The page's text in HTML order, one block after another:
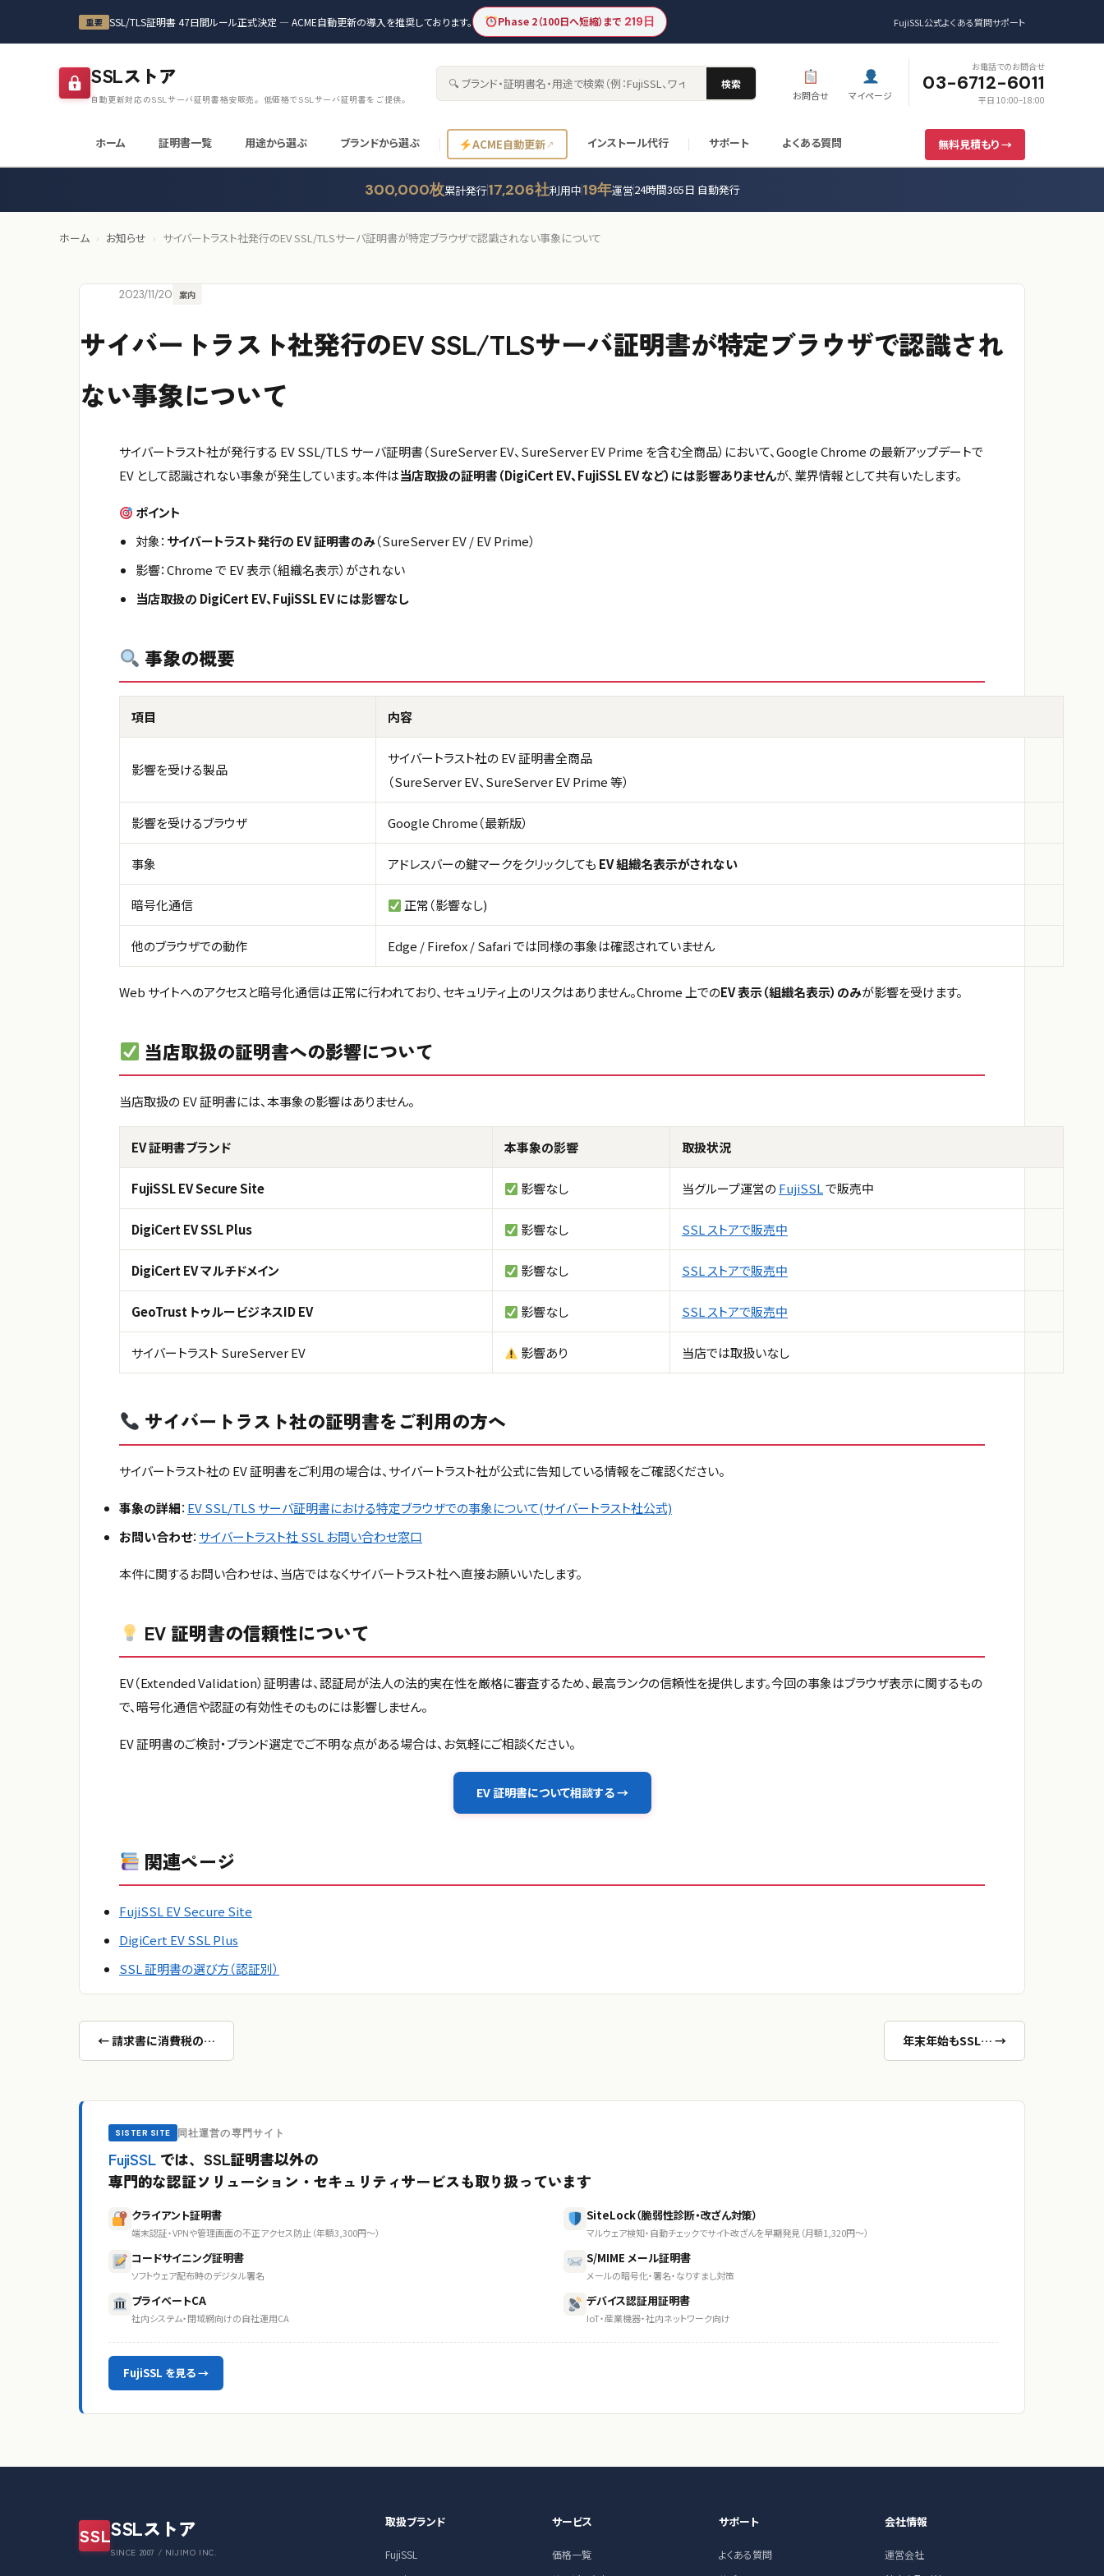
重要 SSL/TLS証明書 47日間ルール正式決定 — ACME自動更新の導入を推奨しております。 Phase 2（100日へ短縮）まで 219日 FujiSSL公式よくある質問サポート
SSLストア
自動更新対応のSSLサーバ証明書格安販売。低価格でSSLサーバ証明書をご提供。 サイト内検索 検索
お問合せ マイページ
お電話でのお問合せ
03-6712-6011
平日 10:00–18:00
ホーム 証明書一覧 用途から選ぶ ブランドから選ぶ ACME自動更新 インストール代行 サポート よくある質問 無料見積もり →
300,000枚累計発行17,206社利用中19年運営24時間365日 自動発行
ホーム › お知らせ › サイバートラスト社発行のEV SSL/TLSサーバ証明書が特定ブラウザで認識されない事象について
2023/11/20 案内
サイバートラスト社発行のEV SSL/TLSサーバ証明書が特定ブラウザで認識され
ない事象について
サイバートラスト社が発行する EV SSL/TLS サーバ証明書（SureServer EV、SureServer EV Prime を含む全商品）において、Google Chrome の最新アップデートで
EV として認識されない事象が発生しています。本件は当店取扱の証明書（DigiCert EV、FujiSSL EV など）には影響ありませんが、業界情報として共有いたします。
ポイント
対象： サイバートラスト発行の EV 証明書のみ（SureServer EV / EV Prime）
影響：Chrome で EV 表示（組織名表示）がされない
当店取扱の DigiCert EV、FujiSSL EV には影響なし
事象の概要
項目 内容
影響を受ける製品
サイバートラスト社の EV 証明書全商品
（SureServer EV、SureServer EV Prime 等）
影響を受けるブラウザ Google Chrome（最新版）
事象 アドレスバーの鍵マークをクリックしても EV 組織名表示がされない
暗号化通信 正常（影響なし)
他のブラウザでの動作 Edge / Firefox / Safari では同様の事象は確認されていません
Web サイトへのアクセスと暗号化通信は正常に行われており、セキュリティ上のリスクはありません。Chrome 上でのEV 表示（組織名表示）のみが影響を受けます。
当店取扱の証明書への影響について
当店取扱の EV 証明書には、本事象の影響はありません。
EV 証明書ブランド 本事象の影響 取扱状況
FujiSSL EV Secure Site 影響なし 当グループ運営のFujiSSLで販売中
DigiCert EV SSL Plus 影響なし SSL ストアで販売中
DigiCert EV マルチドメイン 影響なし SSL ストアで販売中
GeoTrust トゥルービジネスID EV 影響なし SSL ストアで販売中
サイバートラスト SureServer EV 影響あり 当店では取扱いなし
サイバートラスト社の証明書をご利用の方へ
サイバートラスト社の EV 証明書をご利用の場合は、サイバートラスト社が公式に告知している情報をご確認ください。
事象の詳細： EV SSL/TLS サーバ証明書における特定ブラウザでの事象について(サイバートラスト社公式)
お問い合わせ： サイバートラスト社 SSL お問い合わせ窓口
本件に関するお問い合わせは、当店ではなくサイバートラスト社へ直接お願いいたします。
EV 証明書の信頼性について
EV（Extended Validation）証明書は、認証局が法人の法的実在性を厳格に審査するため、最高ランクの信頼性を提供します。今回の事象はブラウザ表示に関するもの
で、暗号化通信や認証の有効性そのものには影響しません。
EV 証明書のご検討・ブランド選定でご不明な点がある場合は、お気軽にご相談ください。
EV 証明書について相談する →
関連ページ
FujiSSL EV Secure Site
DigiCert EV SSL Plus
SSL 証明書の選び方（認証別）
← 請求書に消費税の… 年末年始もSSL… →
SISTER SITE 同社運営の専門サイト
FujiSSLでは、SSL証明書以外の
専門的な認証ソリューション・セキュリティサービスも取り扱っています
クライアント証明書
端末認証・VPNや管理画面の不正アクセス防止（年額3,300円〜）
SiteLock（脆弱性診断・改ざん対策）
マルウェア検知・自動チェックでサイト改ざんを早期発見（月額1,320円〜）
コードサイニング証明書
ソフトウェア配布時のデジタル署名
S/MIME メール証明書
メールの暗号化・署名・なりすまし対策
プライベートCA
社内システム・閉域網向けの自社運用CA
デバイス認証用証明書
IoT・産業機器・社内ネットワーク向け
FujiSSL を見る →
SSLSSLストア
SINCE 2007 / NIJIMO INC.
取扱ブランド
FujiSSL
サービス
価格一覧
サポート
よくある質問
会社情報
運営会社